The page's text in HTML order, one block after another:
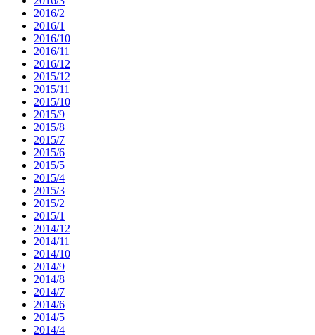
2016/2
2016/1
2016/10
2016/11
2016/12
2015/12
2015/11
2015/10
2015/9
2015/8
2015/7
2015/6
2015/5
2015/4
2015/3
2015/2
2015/1
2014/12
2014/11
2014/10
2014/9
2014/8
2014/7
2014/6
2014/5
2014/4